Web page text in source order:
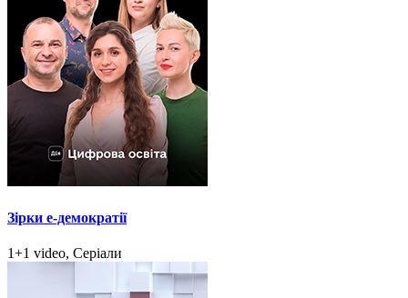
Зірки e-демократії
1+1 video, Серіали